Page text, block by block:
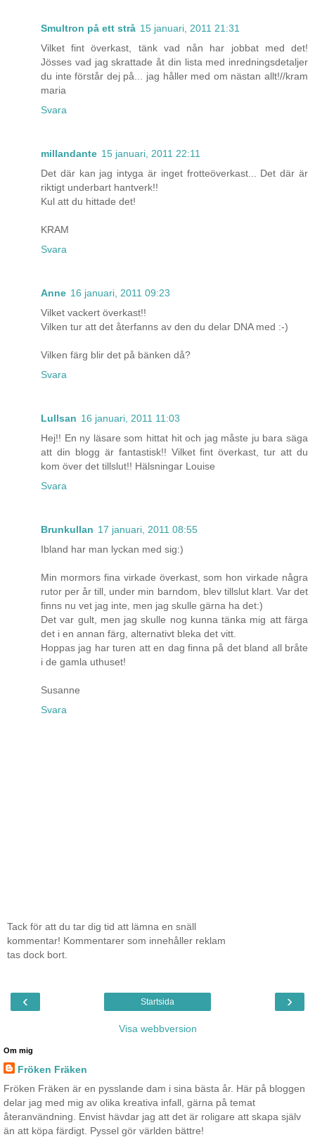
Smultron på ett strå 15 januari, 2011 21:31
Vilket fint överkast, tänk vad nån har jobbat med det!
Jösses vad jag skrattade åt din lista med inredningsdetaljer
du inte förstår dej på... jag håller med om nästan allt!//kram
maria
Svara
millandante 15 januari, 2011 22:11
Det där kan jag intyga är inget frotteöverkast... Det där är
riktigt underbart hantverk!!
Kul att du hittade det!
KRAM
Svara
Anne 16 januari, 2011 09:23
Vilket vackert överkast!!
Vilken tur att det återfanns av den du delar DNA med :-)
Vilken färg blir det på bänken då?
Svara
Lullsan 16 januari, 2011 11:03
Hej!! En ny läsare som hittat hit och jag måste ju bara säga
att din blogg är fantastisk!! Vilket fint överkast, tur att du
kom över det tillslut!! Hälsningar Louise
Svara
Brunkullan 17 januari, 2011 08:55
Ibland har man lyckan med sig:)
Min mormors fina virkade överkast, som hon virkade några
rutor per år till, under min barndom, blev tillslut klart. Var det
finns nu vet jag inte, men jag skulle gärna ha det:)
Det var gult, men jag skulle nog kunna tänka mig att färga
det i en annan färg, alternativt bleka det vitt.
Hoppas jag har turen att en dag finna på det bland all bråte
i de gamla uthuset!
Susanne
Svara
Tack för att du tar dig tid att lämna en snäll
kommentar! Kommentarer som innehåller reklam
tas dock bort.
‹ ›
Startsida
Visa webbversion
Om mig
Fröken Fräken
Fröken Fräken är en pysslande dam i sina bästa år. Här på bloggen
delar jag med mig av olika kreativa infall, gärna på temat
återanvändning. Envist hävdar jag att det är roligare att skapa själv
än att köpa färdigt. Pyssel gör världen bättre!